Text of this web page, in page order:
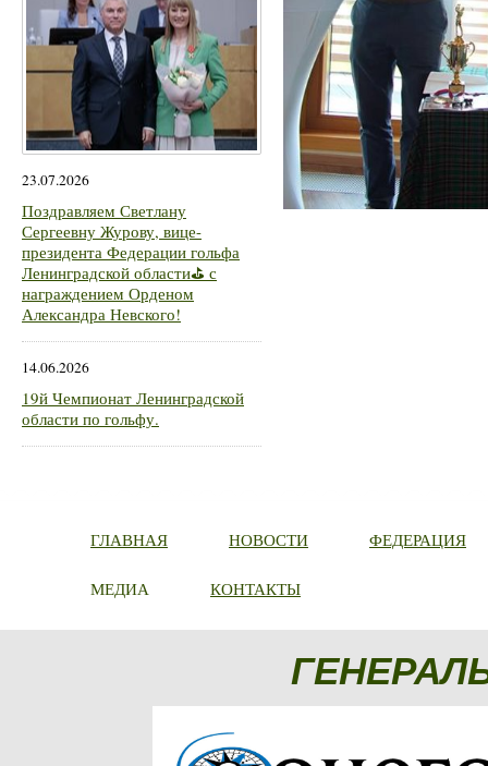
23.07.2026
Поздравляем Светлану
Сергеевну Журову, вице-
президента Федерации гольфа
Ленинградской области⛳ с
награждением Орденом
Александра Невского!
14.06.2026
19й Чемпионат Ленинградской
области по гольфу.
ГЛАВНАЯ НОВОСТИ ФЕДЕРАЦИЯ
МЕДИА КОНТАКТЫ